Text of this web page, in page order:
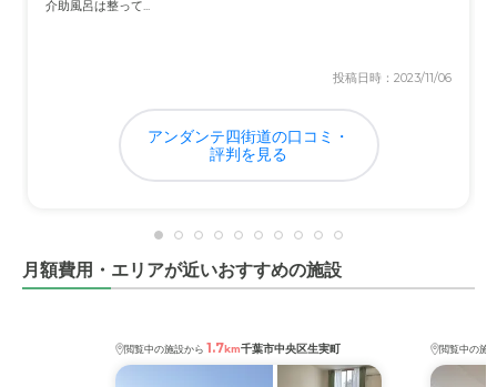
料金費用について
少し高いと感じるが、施設の綺麗さやスタッフさん達の勤
介助風呂は整って...
投稿日時：2023/11/06
アンダンテ四街道の口コミ・
評判を見る
月額費用・エリアが近いおすすめの施設
閲覧中の施設から 1.7km千葉市中央区生実町 閲覧中の施